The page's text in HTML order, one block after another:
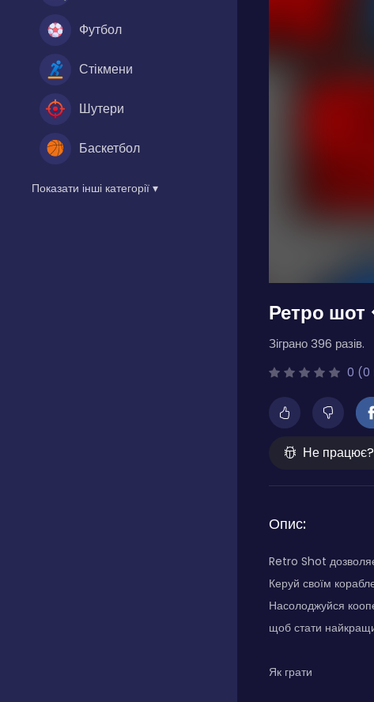
Футбол
Стікмени
Шутери
Баскетбол
Показати інші категорії ▾
Ретро
Зіграно 396 разів.
0 (0
Не працює?
Опис:
Retro Shot
Керуй своїм
Насолоджуйся
щоб стати
Як грати